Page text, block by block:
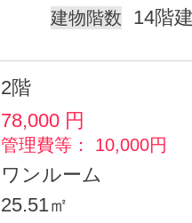
建物階数 14階
2階
78,000 円
管理費等： 10,000円
ワンルーム
25.51㎡